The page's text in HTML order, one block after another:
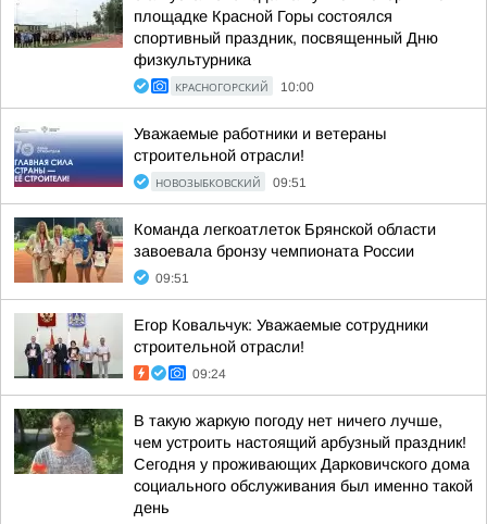
площадке Красной Горы состоялся
спортивный праздник, посвященный Дню
физкультурника
КРАСНОГОРСКИЙ 10:00
Уважаемые работники и ветераны
строительной отрасли!
НОВОЗЫБКОВСКИЙ 09:51
Команда легкоатлеток Брянской области
завоевала бронзу чемпионата России
09:51
Егор Ковальчук: Уважаемые сотрудники
строительной отрасли!
09:24
В такую жаркую погоду нет ничего лучше,
чем устроить настоящий арбузный праздник!
Сегодня у проживающих Дарковичского дома
социального обслуживания был именно такой
день